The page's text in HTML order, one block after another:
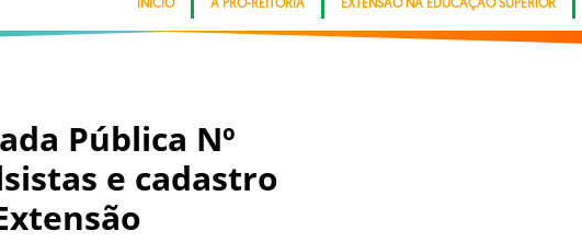
INÍCIO A PRÓ-REITORIA EXTENSÃO NA EDUCAÇÃO SUPERIOR
Pública Nº
e cadastro